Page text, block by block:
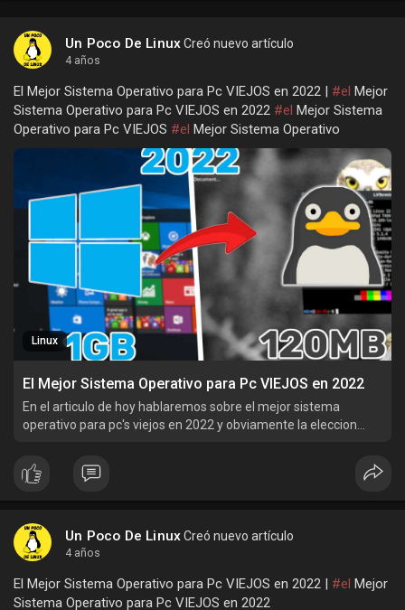
Un Poco De LinuxCreó nuevo artículo
4 años
El Mejor Sistema Operativo para Pc VIEJOS en 2022 | #el Mejor
Sistema Operativo para Pc VIEJOS en 2022 #el Mejor Sistema
Operativo para Pc VIEJOS #el Mejor Sistema Operativo
Linux
El Mejor Sistema Operativo para Pc VIEJOS en 2022
En el articulo de hoy hablaremos sobre el mejor sistema
operativo para pc's viejos en 2022 y obviamente la eleccion
Un Poco De LinuxCreó nuevo artículo
4 años
El Mejor Sistema Operativo para Pc VIEJOS en 2022 | #el Mejor
Sistema Operativo para Pc VIEJOS en 2022